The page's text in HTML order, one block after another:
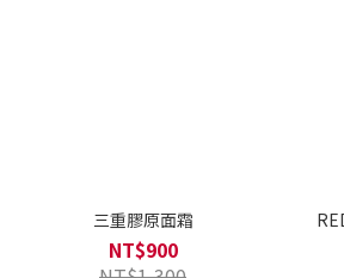
三重膠原面霜
NT$900